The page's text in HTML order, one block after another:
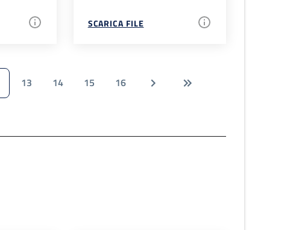
SCARICA FILE
13 14 15 16